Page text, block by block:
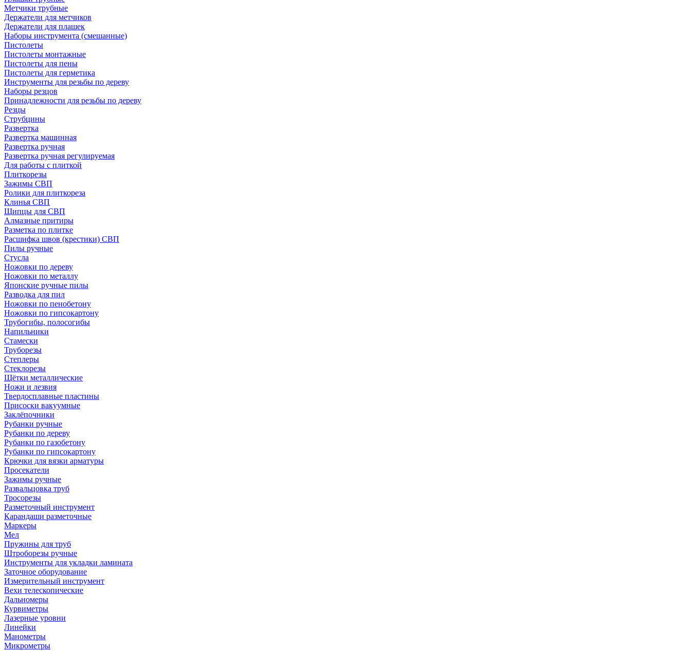
Метчики трубные
Держатели для метчиков
Держатели для плашек
Наборы инструмента (смешанные)
Пистолеты
Пистолеты монтажные
Пистолеты для пены
Пистолеты для герметика
Инструменты для резьбы по дереву
Наборы резцов
Принадлежности для резьбы по дереву
Резцы
Струбцины
Развертка
Развертка машинная
Развертка ручная
Развертка ручная регулируемая
Для работы с плиткой
Плиткорезы
Зажимы СВП
Ролики для плиткореза
Клинья СВП
Щипцы для СВП
Алмазные притиры
Разметка по плитке
Расшифка швов (крестики) СВП
Пилы ручные
Стусла
Ножовки по дереву
Ножовки по металлу
Японские ручные пилы
Разводка для пил
Ножовки по пенобетону
Ножовки по гипсокартону
Трубогибы, полосогибы
Напильники
Стамески
Труборезы
Степлеры
Стеклорезы
Щётки металлические
Ножи и лезвия
Твердосплавные пластины
Присоски вакуумные
Заклёпочники
Рубанки ручные
Рубанки по дереву
Рубанки по газобетону
Рубанки по гипсокартону
Крючки для вязки арматуры
Просекатели
Зажимы ручные
Развальцовка труб
Тросорезы
Разметочный инструмент
Карандаши разметочные
Маркеры
Мел
Пружины для труб
Штроборезы ручные
Инструменты для укладки ламината
Заточное оборудование
Измерительный инструмент
Вехи телескопические
Дальномеры
Курвиметры
Лазерные уровни
Линейки
Манометры
Микрометры